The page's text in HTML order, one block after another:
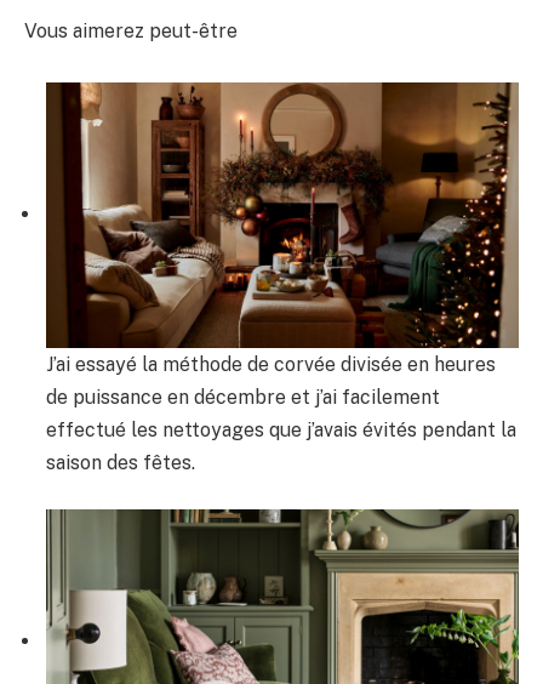
Vous aimerez peut-être
J’ai essayé la méthode de corvée divisée en heures
de puissance en décembre et j’ai facilement
effectué les nettoyages que j’avais évités pendant la
saison des fêtes.